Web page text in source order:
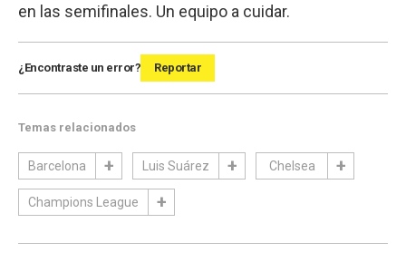
en las semifinales. Un equipo a cuidar.
¿Encontraste un error? Reportar
Temas relacionados
Barcelona Luis Suárez Chelsea
Champions League